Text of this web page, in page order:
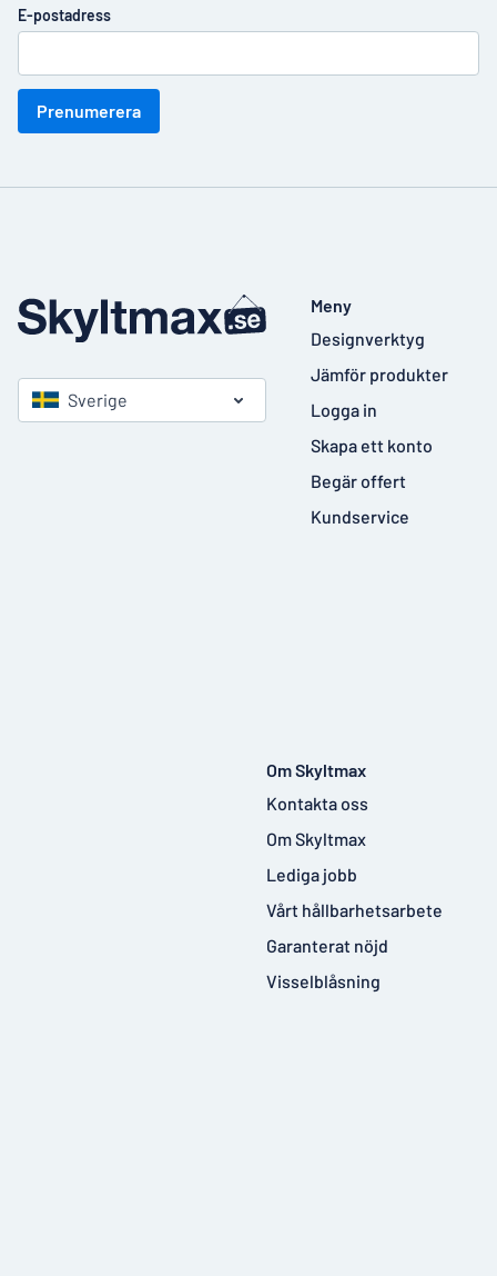
E-postadress
Prenumerera
Sverige
Meny
Designverktyg
Jämför produkter
Logga in
Skapa ett konto
Begär offert
Kundservice
Om Skyltmax
Kontakta oss
Om Skyltmax
Lediga jobb
Vårt hållbarhetsarbete
Garanterat nöjd
Visselblåsning